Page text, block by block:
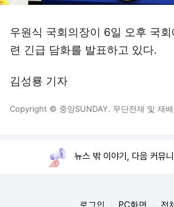
우원식 국회의장이 6일 오후 국
련 긴급 담화를 발표하고 있다.
김성룡 기자
Copyright © 중앙SUNDAY. 무단전재 및 재
뉴스 밖 이야기, 다음 커뮤
로그인 PC화면 전